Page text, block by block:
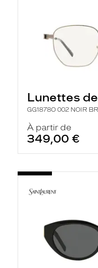
Lunettes
GG1878O 002 NOIR
À partir de
349,00 €